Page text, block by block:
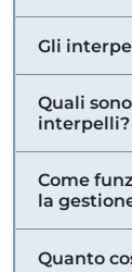
Gli
Quali
interpelli?
Come
la
Quanto